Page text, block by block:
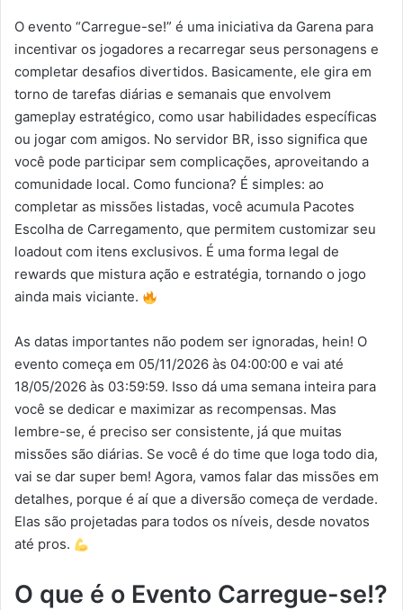
O evento “Carregue-se!” é uma iniciativa da Garena para
incentivar os jogadores a recarregar seus personagens e
completar desafios divertidos. Basicamente, ele gira em
torno de tarefas diárias e semanais que envolvem
gameplay estratégico, como usar habilidades específicas
ou jogar com amigos. No servidor BR, isso significa que
você pode participar sem complicações, aproveitando a
comunidade local. Como funciona? É simples: ao
completar as missões listadas, você acumula Pacotes
Escolha de Carregamento, que permitem customizar seu
loadout com itens exclusivos. É uma forma legal de
rewards que mistura ação e estratégia, tornando o jogo
ainda mais viciante.
As datas importantes não podem ser ignoradas, hein! O
evento começa em 05/11/2026 às 04:00:00 e vai até
18/05/2026 às 03:59:59. Isso dá uma semana inteira para
você se dedicar e maximizar as recompensas. Mas
lembre-se, é preciso ser consistente, já que muitas
missões são diárias. Se você é do time que loga todo dia,
vai se dar super bem! Agora, vamos falar das missões em
detalhes, porque é aí que a diversão começa de verdade.
Elas são projetadas para todos os níveis, desde novatos
até pros.
O que é o Evento Carregue-se!?